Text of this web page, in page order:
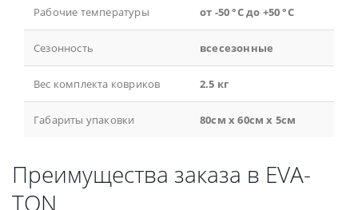
Рабочие температуры от -50 °С до +50 °С
Сезонность всесезонные
Вес комплекта ковриков 2.5 кг
Габариты упаковки 80см x 60см x 5см
Преимущества заказа в EVA-
TON